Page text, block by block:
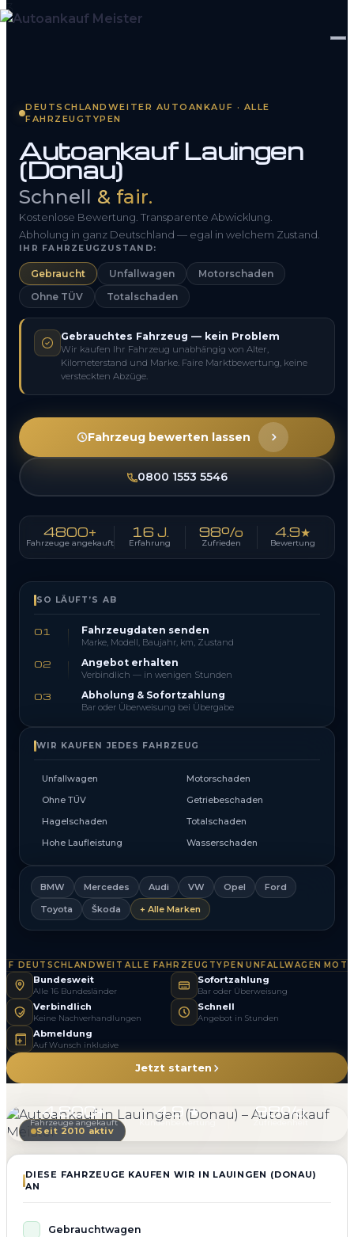
So funktioniert’s
Kontakt
FAQ
0800 1553 5546
DEUTSCHLANDWEITER AUTOANKAUF · ALLE
FAHRZEUGTYPEN
Autoankauf Lauingen
(Donau)
Schnell & fair.
Kostenlose Bewertung. Transparente Abwicklung.
Abholung in ganz Deutschland — egal in welchem Zustand.
IHR FAHRZEUGZUSTAND:
Gebraucht Unfallwagen
Motorschaden
Ohne TÜV
Totalschaden
Gebrauchtes Fahrzeug — kein Problem
Wir kaufen Ihr Fahrzeug unabhängig von Alter,
Kilometerstand und Marke. Faire Marktbewertung, keine
versteckten Abzüge.
Fahrzeug bewerten lassen
0800 1553 5546
4800+
Fahrzeuge angekauft
16 J.
Erfahrung
98%
Zufrieden
4.9★
Bewertung
SO LÄUFT’S AB
01 Fahrzeugdaten senden
Marke, Modell, Baujahr, km, Zustand
02 Angebot erhalten
Verbindlich — in wenigen Stunden
03 Abholung & Sofortzahlung
Bar oder Überweisung bei Übergabe
WIR KAUFEN JEDES FAHRZEUG
Unfallwagen
Motorschaden
Ohne TÜV
Getriebeschaden
Hagelschaden
Totalschaden
Hohe Laufleistung
Wasserschaden
BMW Mercedes Audi VW Opel
Ford
Toyota
Škoda + Alle Marken
DEUTSCHLANDWEIT·ALLE FAHRZEUGTYPEN·UNFALLWAGEN·
Bundesweit
Alle 16 Bundesländer
Sofortzahlung
Bar oder Überweisung
Verbindlich
Keine Nachverhandlungen
Schnell
Angebot in Stunden
Abmeldung
Auf Wunsch inklusive
Jetzt starten
Seit 2010 aktiv
4.800+
Fahrzeuge angekauft
4.9 ★
Kundenbewertung
98%
Zufriedenheit
DIESE FAHRZEUGE KAUFEN WIR IN LAUINGEN (DONAU)
AN
Gebrauchtwagen